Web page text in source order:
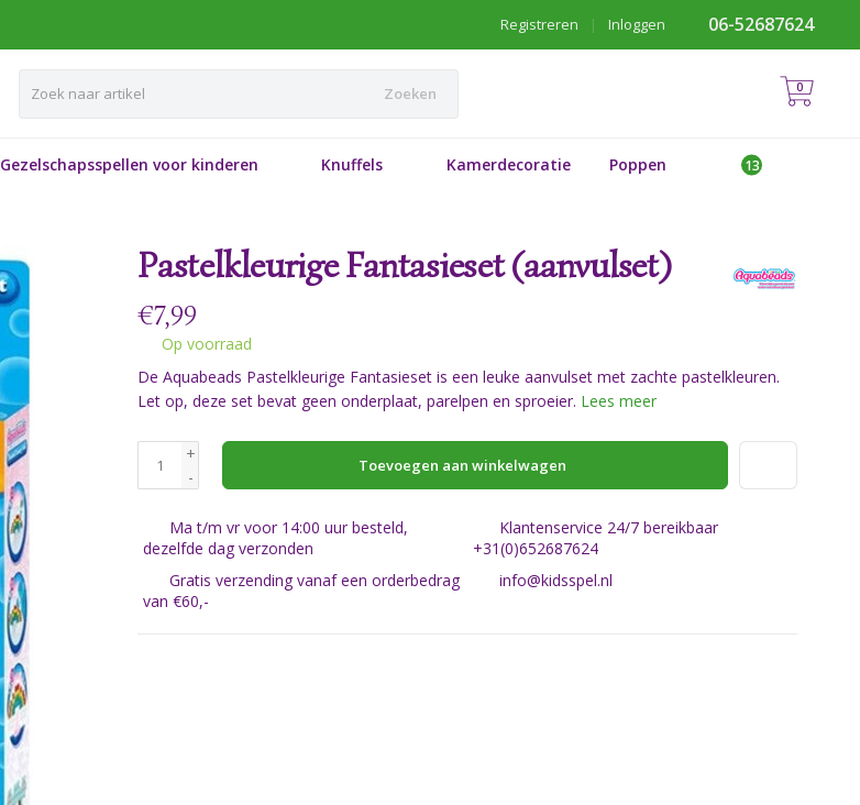
06-52687624
Inloggen
|
Registreren
Zoeken 0
Gezelschapsspellen voor kinderen Knuffels Kamerdecoratie Poppen
Pastelkleurige Fantasieset (aanvulset)
€7,99
Op voorraad
De Aquabeads Pastelkleurige Fantasieset is een leuke aanvulset met zachte pastelkleuren.
Let op, deze set bevat geen onderplaat, parelpen en sproeier. Lees meer
+
-
Toevoegen aan winkelwagen
Ma t/m vr voor 14:00 uur besteld,
dezelfde dag verzonden
Klantenservice 24/7 bereikbaar
+31(0)652687624
Gratis verzending vanaf een orderbedrag
van €60,-
info@kidsspel.nl